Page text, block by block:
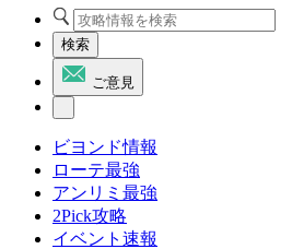
検索
ご意見
ビヨンド情報
ローテ最強
アンリミ最強
2Pick攻略
イベント速報